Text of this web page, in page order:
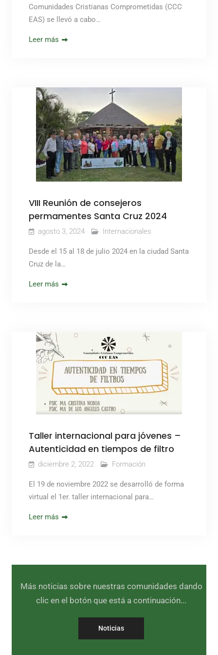
Comunidades Cristianas Comprometidas (CCC
EAS) se llevó a cabo…
Leer más
VIII Reunión de consejeros
permamentes Santa Cruz 2024
agosto 3, 2024 Internacionales
Desde el 15 al 18 de julio 2024 en la ciudad Santa
Cruz de la…
Leer más
Taller internacional para jóvenes –
Autenticidad en tiempos de filtro
diciembre 2, 2022 Formación
El 19 de noviembre 2022 se desarrolló de forma
virtual el 1er. taller internacional para…
Leer más
Más noticias sobre nuestras comunidades dando
clic en el botón que está a continuación...
Noticias